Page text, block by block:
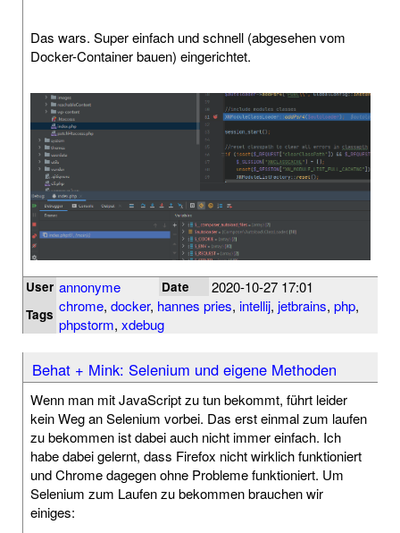
Das wars. Super einfach und schnell (abgesehen vom
Docker-Container bauen) eingerichtet.
User annonyme Date 2020-10-27 17:01
Tags chrome, docker, hannes pries, intellij, jetbrains, php,
phpstorm, xdebug
Behat + Mink: Selenium und eigene Methoden
Wenn man mit JavaScript zu tun bekommt, führt leider
kein Weg an Selenium vorbei. Das erst einmal zum laufen
zu bekommen ist dabei auch nicht immer einfach. Ich
habe dabei gelernt, dass Firefox nicht wirklich funktioniert
und Chrome dagegen ohne Probleme funktioniert. Um
Selenium zum Laufen zu bekommen brauchen wir
einiges: